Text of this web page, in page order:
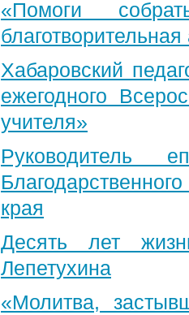
«Помоги
Хабаровский
ежегодного
учителя»
Руководитель
края
Десять лет
Лепетухина
«Молитва,